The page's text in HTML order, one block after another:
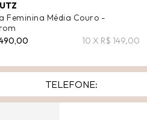
Feminina Média Couro -
10 X R$ 149,00